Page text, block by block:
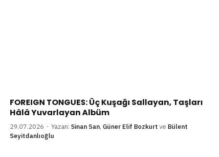
FOREIGN TONGUES: Üç Kuşağı Sallayan, Taşları
Hâlâ Yuvarlayan Albüm
29.07.2026 Yazan: Sinan San, Güner Elif Bozkurt ve Bülent
Seyitdanlıoğlu